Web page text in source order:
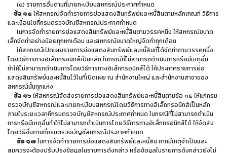
(๔) รายการอื่นตามที่นายทะเบียนสหกรณ์ประกาศกำหนด
ข้อ ๑๕ ให้สหกรณ์จัดทำรายการย่อแสดงสินทรัพย์และหนี้สินตามหลักเกณฑ์ วิธีการ
และเงื่อนไขที่กรมตรวจบัญชีสหกรณ์ประกาศกำหนด
ในการจัดทำรายการย่อแสดงสินทรัพย์และหนี้สินตามวรรคหนึ่ง ให้สหกรณ์ขนาด
เล็กจัดทำอย่างน้อยทุกหกเดือน และสหกรณ์ขนาดใหญ่จัดทำทุกเดือน
ให้สหกรณ์เปิดเผยรายการย่อแสดงสินทรัพย์และหนี้สินที่ได้จัดทำตามวรรคหนึ่ง
โดยวิธีการทางอิเล็กทรอนิกส์เป็นหลัก ในกรณีที่ไม่สามารถดำเนินการหรือมีเหตุอื่น
ทำให้ไม่สามารถดำเนินการโดยวิธีการทางอิเล็กทรอนิกส์ได้ ให้ประกาศรายการย่อ
แสดงสินทรัพย์และหนี้สินไว้ในที่เปิดเผย ณ สำนักงานใหญ่ และสำนักงานสาขาของ
สหกรณ์นั้นทุกแห่ง
ข้อ ๑๖ให้สหกรณ์จัดส่งรายการย่อแสดงสินทรัพย์และหนี้สินตามข้อ ๑๕ ให้แก่กรม
ตรวจบัญชีสหกรณ์และนายทะเบียนสหกรณ์โดยวิธีการทางอิเล็กทรอนิกส์เป็นหลัก
ภายในระยะเวลาที่กรมตรวจบัญชีสหกรณ์ประกาศกำหนด ในกรณีที่ไม่สามารถดำเนิน
การหรือมีเหตุอื่นทำให้ไม่สามารถดำเนินการโดยวิธีการทางอิเล็กทรอนิกส์ได้ ให้จัดส่ง
โดยวิธีอื่นตามที่กรมตรวจบัญชีสหกรณ์ประกาศกำหนด
ข้อ ๑๗ในการจัดทำรายการย่อแสดงสินทรัพย์และหนี้สิน หากมีเหตุจำเป็นและ
สมควรจะต้องปรับปรุงข้อมูลในรายการดังกล่าว หรือข้อมูลในรายการดังกล่าวยังไม่